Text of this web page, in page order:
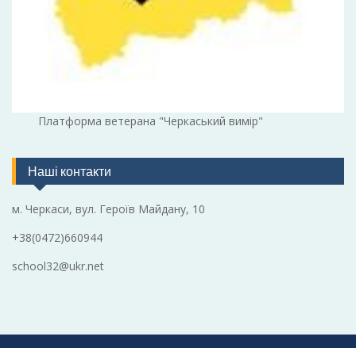
Платформа ветерана "Черкаський вимір"
Наші контакти
м. Черкаси, вул. Героїв Майдану, 10
+38(0472)660944
school32@ukr.net